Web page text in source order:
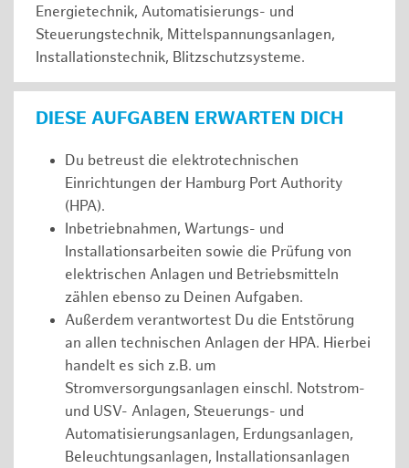
Energietechnik, Automatisierungs- und
Steuerungstechnik, Mittelspannungsanlagen,
Installationstechnik, Blitzschutzsysteme.
DIESE AUFGABEN ERWARTEN DICH
Du betreust die elektrotechnischen
Einrichtungen der Hamburg Port Authority
(HPA).
Inbetriebnahmen, Wartungs- und
Installationsarbeiten sowie die Prüfung von
elektrischen Anlagen und Betriebsmitteln
zählen ebenso zu Deinen Aufgaben.
Außerdem verantwortest Du die Entstörung
an allen technischen Anlagen der HPA. Hierbei
handelt es sich z.B. um
Stromversorgungsanlagen einschl. Notstrom-
und USV- Anlagen, Steuerungs- und
Automatisierungsanlagen, Erdungsanlagen,
Beleuchtungsanlagen, Installationsanlagen